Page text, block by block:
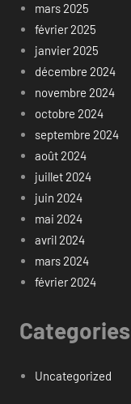
mars 2025
février 2025
janvier 2025
décembre 2024
novembre 2024
octobre 2024
septembre 2024
août 2024
juillet 2024
juin 2024
mai 2024
avril 2024
mars 2024
février 2024
Categories
Uncategorized